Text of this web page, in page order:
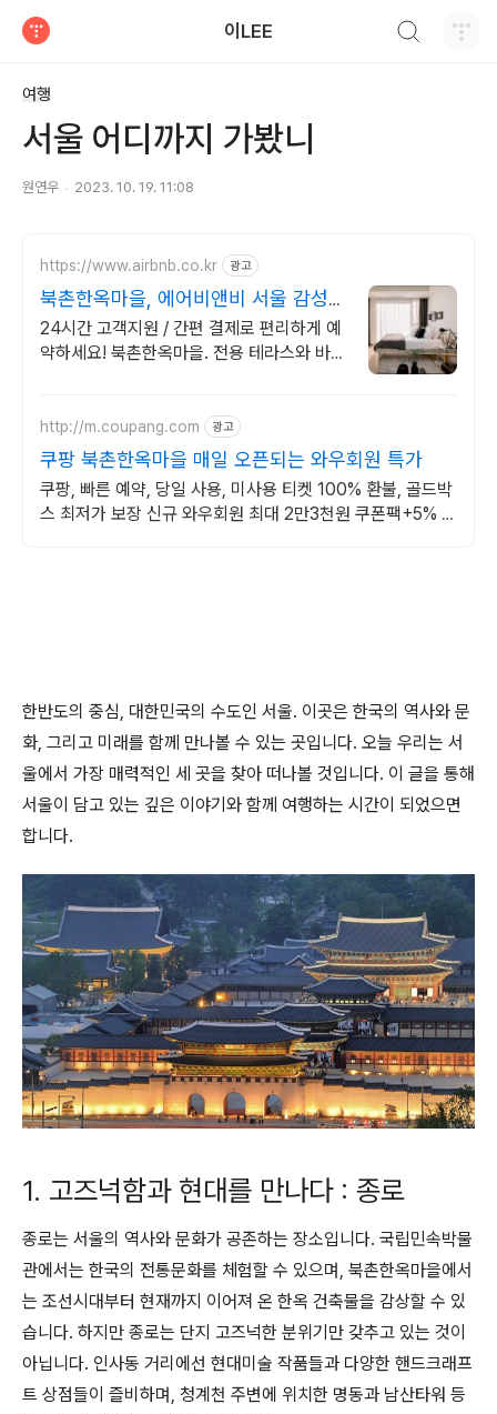
이LEE
여행
서울 어디까지 가봤니
원연우 2023. 10. 19. 11:08
https://www.airbnb.co.kr 광고
북촌한옥마을, 에어비앤비 서울 감성
스테이
24시간 고객지원 / 간편 결제로 편리하게 예
약하세요! 북촌한옥마을. 전용 테라스와 바비
http://m.coupang.com 광고
쿠팡 북촌한옥마을 매일 오픈되는 와우회원 특가
쿠팡, 빠른 예약, 당일 사용, 미사용 티켓 100% 환불, 골드박
스 최저가 보장 신규 와우회원 최대 2만3천원 쿠폰팩+5% 추
한반도의 중심, 대한민국의 수도인 서울. 이곳은 한국의 역사와 문
화, 그리고 미래를 함께 만나볼 수 있는 곳입니다. 오늘 우리는 서
울에서 가장 매력적인 세 곳을 찾아 떠나볼 것입니다. 이 글을 통해
서울이 담고 있는 깊은 이야기와 함께 여행하는 시간이 되었으면
합니다.
1. 고즈넉함과 현대를 만나다 : 종로
종로는 서울의 역사와 문화가 공존하는 장소입니다. 국립민속박물
관에서는 한국의 전통문화를 체험할 수 있으며, 북촌한옥마을에서
는 조선시대부터 현재까지 이어져 온 한옥 건축물을 감상할 수 있
습니다. 하지만 종로는 단지 고즈넉한 분위기만 갖추고 있는 것이
아닙니다. 인사동 거리에선 현대미술 작품들과 다양한 핸드크래프
트 상점들이 즐비하며, 청계천 주변에 위치한 명동과 남산타워 등